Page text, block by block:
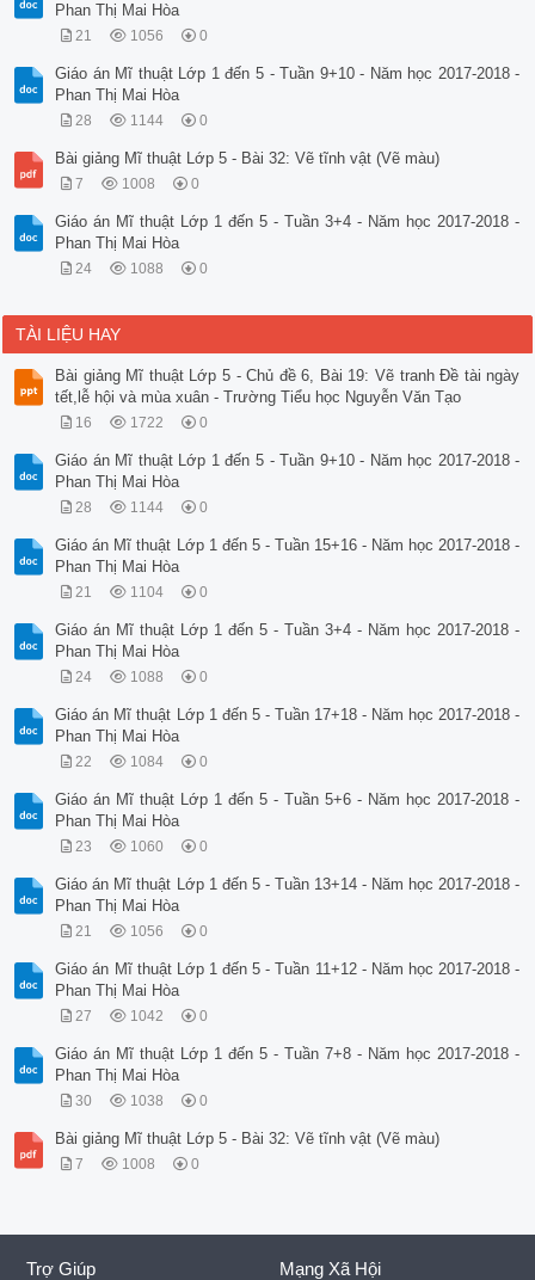
Phan Thị Mai Hòa
21 1056 0
Giáo án Mĩ thuật Lớp 1 đến 5 - Tuần 9+10 - Năm học 2017-2018 -
Phan Thị Mai Hòa
28 1144 0
Bài giảng Mĩ thuật Lớp 5 - Bài 32: Vẽ tĩnh vật (Vẽ màu)
7 1008 0
Giáo án Mĩ thuật Lớp 1 đến 5 - Tuần 3+4 - Năm học 2017-2018 -
Phan Thị Mai Hòa
24 1088 0
TÀI LIỆU HAY
Bài giảng Mĩ thuật Lớp 5 - Chủ đề 6, Bài 19: Vẽ tranh Đề tài ngày
tết,lễ hội và mùa xuân - Trường Tiểu học Nguyễn Văn Tạo
16 1722 0
Giáo án Mĩ thuật Lớp 1 đến 5 - Tuần 9+10 - Năm học 2017-2018 -
Phan Thị Mai Hòa
28 1144 0
Giáo án Mĩ thuật Lớp 1 đến 5 - Tuần 15+16 - Năm học 2017-2018 -
Phan Thị Mai Hòa
21 1104 0
Giáo án Mĩ thuật Lớp 1 đến 5 - Tuần 3+4 - Năm học 2017-2018 -
Phan Thị Mai Hòa
24 1088 0
Giáo án Mĩ thuật Lớp 1 đến 5 - Tuần 17+18 - Năm học 2017-2018 -
Phan Thị Mai Hòa
22 1084 0
Giáo án Mĩ thuật Lớp 1 đến 5 - Tuần 5+6 - Năm học 2017-2018 -
Phan Thị Mai Hòa
23 1060 0
Giáo án Mĩ thuật Lớp 1 đến 5 - Tuần 13+14 - Năm học 2017-2018 -
Phan Thị Mai Hòa
21 1056 0
Giáo án Mĩ thuật Lớp 1 đến 5 - Tuần 11+12 - Năm học 2017-2018 -
Phan Thị Mai Hòa
27 1042 0
Giáo án Mĩ thuật Lớp 1 đến 5 - Tuần 7+8 - Năm học 2017-2018 -
Phan Thị Mai Hòa
30 1038 0
Bài giảng Mĩ thuật Lớp 5 - Bài 32: Vẽ tĩnh vật (Vẽ màu)
7 1008 0
Trợ Giúp Mạng Xã Hội